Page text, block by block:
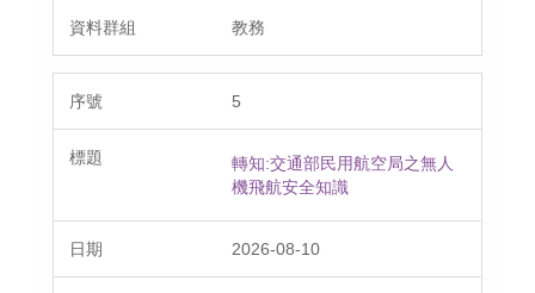
教務
5
轉知:交通部民用航空局之無人
機飛航安全知識
2026-08-10